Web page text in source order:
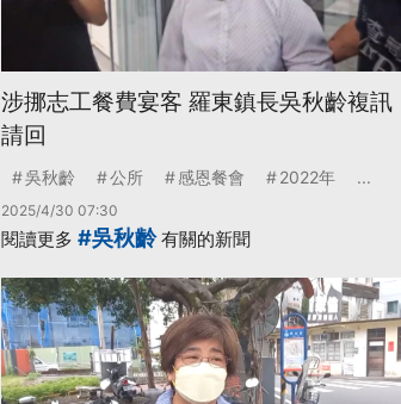
涉挪志工餐費宴客 羅東鎮長吳秋齡複訊
請回
吳秋齡 公所 感恩餐會 2022年 ...
2025/4/30 07:30
閱讀更多 #吳秋齡有關的新聞